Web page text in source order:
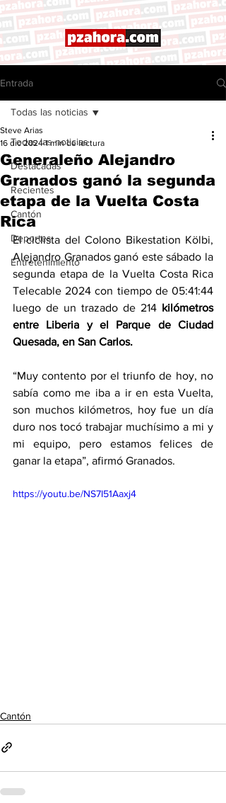
Entrada
Todas las noticias
Destacadas
Recientes
Cantón
Deportes
Entretenimiento
Todas las noticias
Generaleño Alejandro
Granados ganó la segunda
etapa de la Vuelta Costa
Rica
Steve Arias
16 dic 2024 1 min de lectura
El ciclista del Colono Bikestation Kölbi,
Alejandro Granados ganó este sábado la
segunda etapa de la Vuelta Costa Rica
Telecable 2024 con tiempo de 05:41:44
luego de un trazado de 214 kilómetros
entre Liberia y el Parque de Ciudad
Quesada, en San Carlos.
“Muy contento por el triunfo de hoy, no
sabía como me iba a ir en esta Vuelta,
son muchos kilómetros, hoy fue un día
duro nos tocó trabajar muchísimo a mi y
mi equipo, pero estamos felices de
ganar la etapa”, afirmó Granados.
https://youtu.be/NS7I51Aaxj4
Cantón